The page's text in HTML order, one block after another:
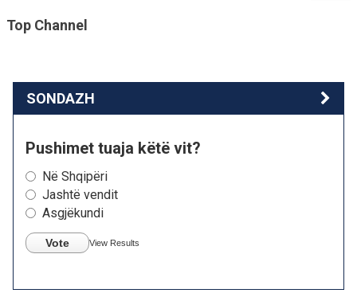
Top Channel
SONDAZH
Pushimet tuaja këtë vit?
Në Shqipëri
Jashtë vendit
Asgjëkundi
Vote View Results